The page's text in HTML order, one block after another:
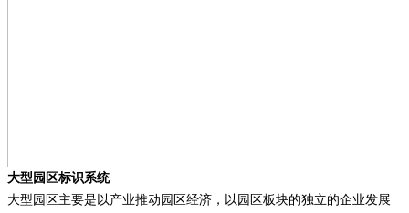
大型园区标识系统
大型园区主要是以产业推动园区经济，以园区板块的独立的企业发展